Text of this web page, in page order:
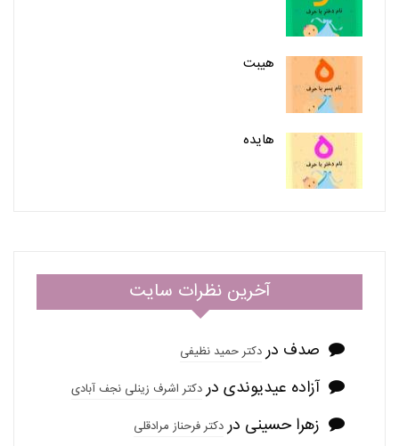
هیبت
هایده
آخرین نظرات سایت
صدف دردکتر حمید نظیفی
آزاده عیدیوندی دردکتر اشرف زینلی نجف آبادی
زهرا حسینی دردکتر فرحناز مرادقلی